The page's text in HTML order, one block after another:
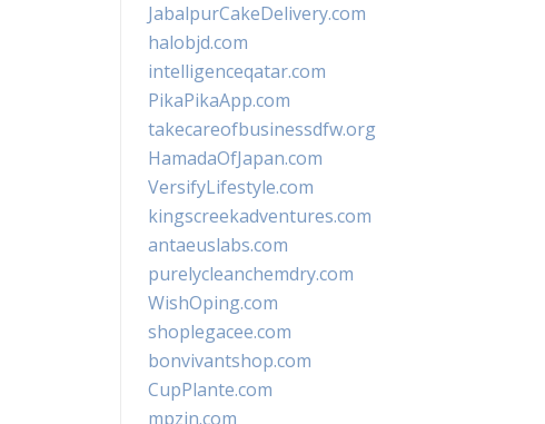
JabalpurCakeDelivery.com
halobjd.com
intelligenceqatar.com
PikaPikaApp.com
takecareofbusinessdfw.org
HamadaOfJapan.com
VersifyLifestyle.com
kingscreekadventures.com
antaeuslabs.com
purelycleanchemdry.com
WishOping.com
shoplegacee.com
bonvivantshop.com
CupPlante.com
mpzin.com